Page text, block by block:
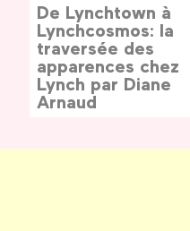
De Lynchtown à
Lynchcosmos: la
traversée des
apparences chez
Lynch par Diane
Arnaud